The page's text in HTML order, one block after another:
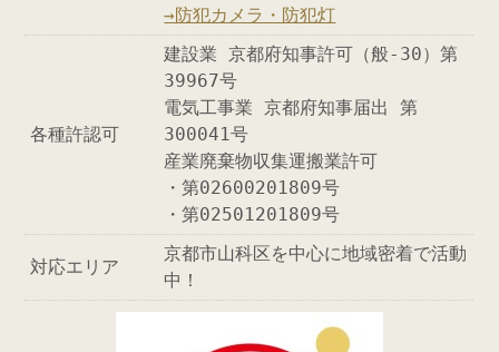
→防犯カメラ・防犯灯
各種許認可
建設業 京都府知事許可（般-30）第
39967号
電気工事業 京都府知事届出 第
300041号
産業廃棄物収集運搬業許可
・第02600201809号
・第02501201809号
対応エリア
京都市山科区を中心に地域密着で活動
中！